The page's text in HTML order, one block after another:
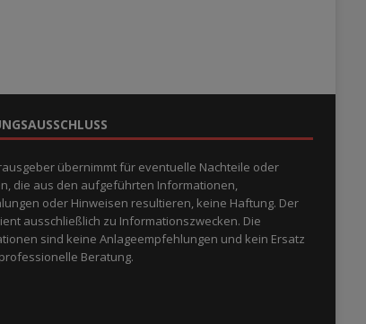
übernimmt für eventuelle Nachteile oder
die aus den aufgeführten Informationen,
oder Hinweisen resultieren, keine Haftung. Der
ausschließlich zu Informationszwecken. Die
sind keine Anlageempfehlungen und kein Ersatz
Beratung.